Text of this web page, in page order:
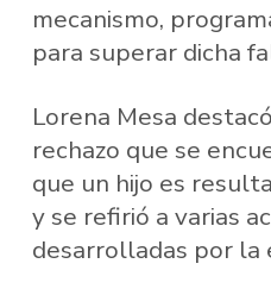
mecanismo,
para superar dicha
Lorena Mesa
rechazo que se
que un hijo es
y se refirió a varias
desarrolladas por la